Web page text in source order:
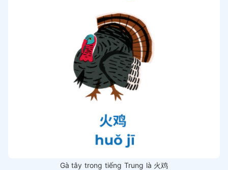
Gà tây trong tiếng Trung là 火鸡